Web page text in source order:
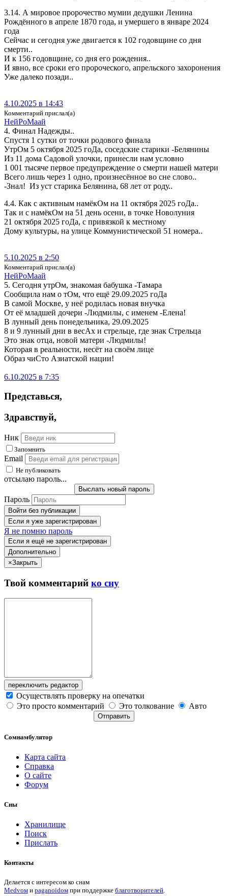
3.14. А мировое пророчество мумии дедушки Ленина
Рождённого в апреле 1870 года, и умершего в январе 2024
года
Сейчас и сегодня уже двигается к 102 годовщине со дня
смерти..
И к 156 годовщине, со дня его рождения..
И явно, все сроки его пророческого, апрельского захоронения
Уже далеко позади..
4.10.2025 в 14:43
Комментарий прислал(а)
Ней­Ро­Ма­ай
4. Финал Надежды..
Спустя 1 сутки от точки родового финала
УтрОм 5 октября 2025 гоДа, соседские старики -Белянины
Из 11 дома Садовой улочки, принесли нам условно
1 001 тысяче первое предупреждение о смерти нашей матери
Всего лишь через 1 одно, произнесённое во сне слово..
-Знал! Из уст старика Белянина, 68 лет от роду..
4.4. Как с активным намёкОм на 11 октября 2025 гоДа..
Так и с намёкОм на 51 день осени, в точке Новолуния
21 октября 2025 гоДа, с привязкой к местному
Дому культуры, на улице Коммунистической 51 номера..
5.10.2025 в 2:50
Комментарий прислал(а)
Ней­Ро­Ма­ай
5. Сегодня утрОм, знакомая бабушка -Тамара
Сообщила нам о тОм, что ещё 29.09.2025 гоДа
В самой Москве, у неё родилась новая внучка
От её младшей дочери -Людмилы, с именем -Елена!
В лунный день понедельника, 29.09.2025
8 и 9 лунный дни в весАх и стрельце, где знак Стрельца
Это знак отца, новой матери -Людмилы!
Которая в реальности, несёт на своём лице
Образ чиСто Азиатской нации!
6.10.2025 в 7:35
Представься,
Здравствуй,
Ник
Запомнить
Email
Не публиковать
отсылаю пароль...
Выслать новый пароль
Пароль
Войти без публикации
Если я уже зарегистрирован
Я не помню пароль
Если я ещё не зарегистрирован
Дополнительно
×Закрыть
Твой комментарий ко сну
переключить редактор
Осуществлять проверку на опечатки
Это просто комментарий
Это толкование Авто
Отправить
Сомнамбулятор
Карта сайта
Справка
О сайте
Форум
Сны
Хранилище
Поиск
Прислать
Контакты
Делается с интересом ко снам
Medvом и paganoidом при поддержке благотворителей.